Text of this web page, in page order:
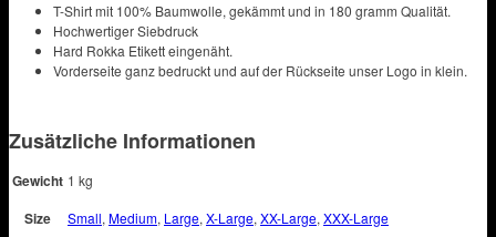
T-Shirt mit 100% Baumwolle, gekämmt und in 180 gramm Qualität.
Hochwertiger Siebdruck
Hard Rokka Etikett eingenäht.
Vorderseite ganz bedruckt und auf der Rückseite unser Logo in klein.
Zusätzliche Informationen
Gewicht 1 kg
Size Small, Medium, Large, X-Large, XX-Large, XXX-Large